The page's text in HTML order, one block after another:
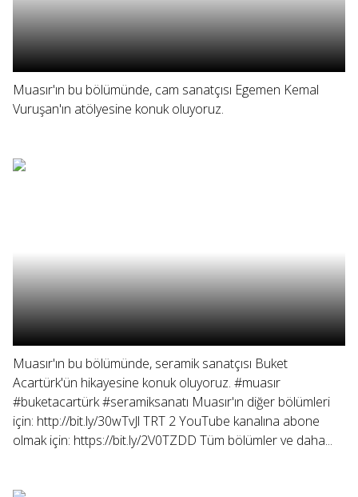
Muasır'ın bu bölümünde, cam sanatçısı Egemen Kemal
Vuruşan'ın atölyesine konuk oluyoruz.
Muasır'ın bu bölümünde, seramik sanatçısı Buket
Acartürk'ün hikayesine konuk oluyoruz. #muasır
#buketacartürk #seramiksanatı Muasır'ın diğer bölümleri
için: http://bit.ly/30wTvJl TRT 2 YouTube kanalına abone
olmak için: https://bit.ly/2V0TZDD Tüm bölümler ve daha...